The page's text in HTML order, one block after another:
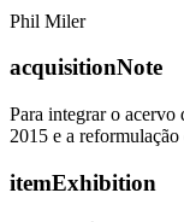
Phil Miler
acquisitionNote
Para integrar o
2015 e a
itemExhibition